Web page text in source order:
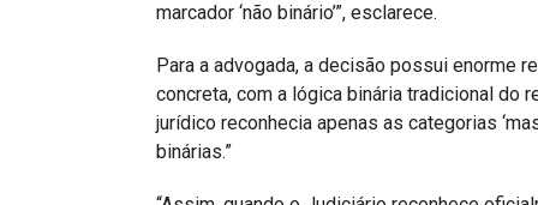
marcador ‘não binário’”, esclarece.
Para a advogada, a decisão possui enorme
concreta, com a lógica binária tradicional do
jurídico reconhecia apenas as categorias
binárias.”